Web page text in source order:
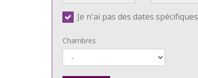
Je n'ai pas des dates spécifiques
Chambres